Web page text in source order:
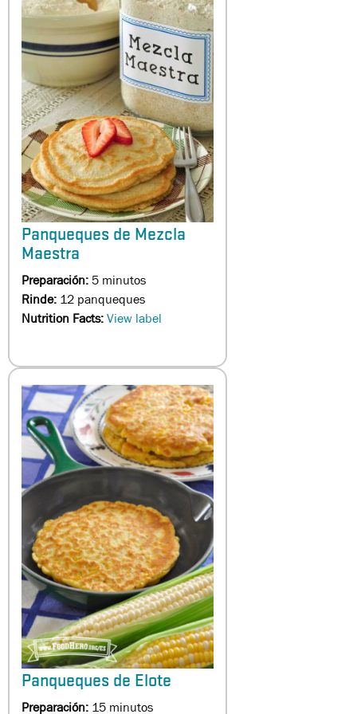
Panqueques de Mezcla
Maestra
Preparación:5 minutos
Rinde: 12 panqueques
Nutrition Facts:View label
Panqueques de Elote
Preparación: 15 minutos